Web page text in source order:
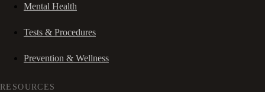
Mental Health
Tests & Procedures
Prevention & Wellness
RESOURCES